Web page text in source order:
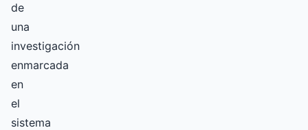
de
una
investigación
enmarcada
en
el
sistema